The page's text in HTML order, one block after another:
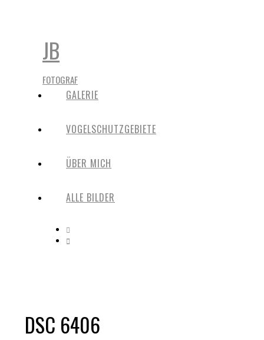
JB
FOTOGRAF
GALERIE
VOGELSCHUTZGEBIETE
ÜBER MICH
ALLE BILDER
DSC 6406